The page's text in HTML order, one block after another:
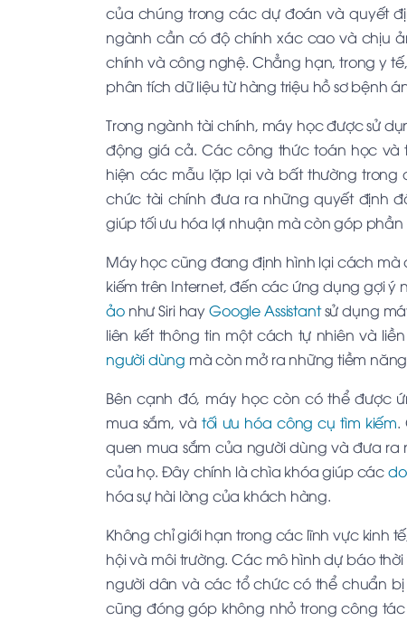
của chúng trong các dự đoán và quyết
ngành cần có độ chính xác cao và chịu
chính và công nghệ. Chẳng hạn, trong y
phân tích dữ liệu từ hàng triệu hồ sơ bệnh
Trong ngành tài chính, máy học được sử
động giá cả. Các công thức toán học
hiện các mẫu lặp lại và bất thường
chức tài chính đưa ra những quyết định
giúp tối ưu hóa lợi nhuận mà còn góp phần
Máy học cũng đang định hình lại cách
kiếm trên Internet, đến các ứng dụng gợi ý
ảonhư Siri hayGoogle Assistantsử dụng
liên kết thông tin một cách tự nhiên và
người dùng mà còn mở ra những tiềm
Bên cạnh đó, máy học còn có thể được
mua sắm, và tối ưu hóa công cụ tìm kiếm.
quen mua sắm của người dùng và đưa ra
của họ. Đây chính là chìa khóa giúp các
hóa sự hài lòng của khách hàng.
Không chỉ giới hạn trong các lĩnh vực kinh
hội và môi trường. Các mô hình dự báo
người dân và các tổ chức có thể chuẩn
cũng đóng góp không nhỏ trong công